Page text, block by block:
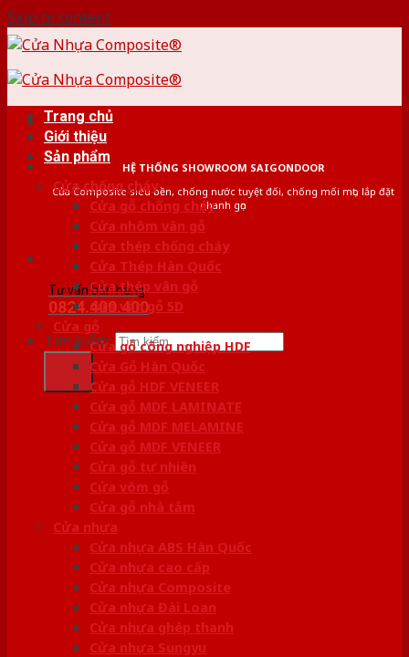
Skip to content
HỆ THỐNG SHOWROOM SAIGONDOOR
Cửa Composite siêu bền, chống nước tuyệt đối, chống mối mọt, lắp đặt
nhanh gọn
Tư vấn bán hàng
0824.400.400
Tìm kiếm:
Trang chủ
Giới thiệu
Sản phẩm
Cửa chống cháy
Cửa gỗ chống cháy
Cửa nhôm vân gỗ
Cửa thép chống cháy
Cửa Thép Hàn Quốc
Cửa thép vân gỗ
Cửa vân gỗ 5D
Cửa gỗ
Cửa gỗ công nghiệp HDF
Cửa Gỗ Hàn Quốc
Cửa gỗ HDF VENEER
Cửa gỗ MDF LAMINATE
Cửa gỗ MDF MELAMINE
Cửa gỗ MDF VENEER
Cửa gỗ tự nhiên
Cửa vòm gỗ
Cửa gỗ nhà tắm
Cửa nhựa
Cửa nhựa ABS Hàn Quốc
Cửa nhựa cao cấp
Cửa nhựa Composite
Cửa nhựa Đài Loan
Cửa nhựa ghép thanh
Cửa nhựa Sungyu